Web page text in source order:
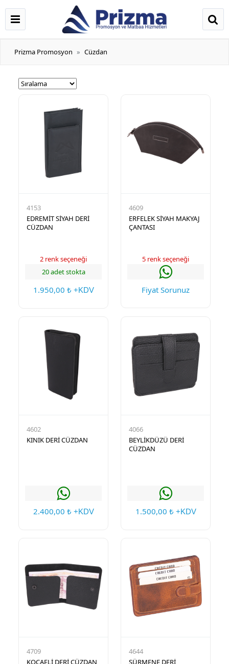
Prizma Promosyon Cüzdan
4153
EDREMİT SİYAH DERİ
CÜZDAN
2 renk seçeneği
20 adet stokta
1.950,00 ₺ +KDV
4609
ERFELEK SİYAH MAKYAJ
ÇANTASI
5 renk seçeneği
Fiyat Sorunuz
4602
KINIK DERİ CÜZDAN
2.400,00 ₺ +KDV
4066
BEYLİKDÜZÜ DERİ
CÜZDAN
1.500,00 ₺ +KDV
4709
KOCAELİ DERİ CÜZDAN
4644
SÜRMENE DERİ